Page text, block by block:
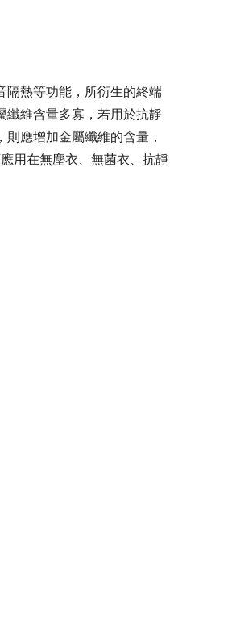
隔熱等功能，所衍生的終端
纖維含量多寡，若用於抗靜
應增加金屬纖維的含量，
用在無塵衣、無菌衣、抗靜